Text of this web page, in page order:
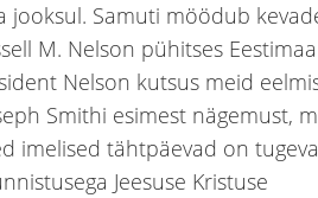
Samuti möödub
M. Nelson pühitses Eestimaa
Nelson kutsus meid
Smithi esimest nägemust,
imelised tähtpäevad on
Jeesuse Kristuse